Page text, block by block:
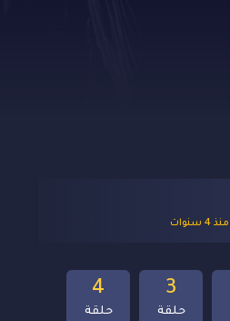
منذ 4 سنوات
4
حلقة
3
حلقة